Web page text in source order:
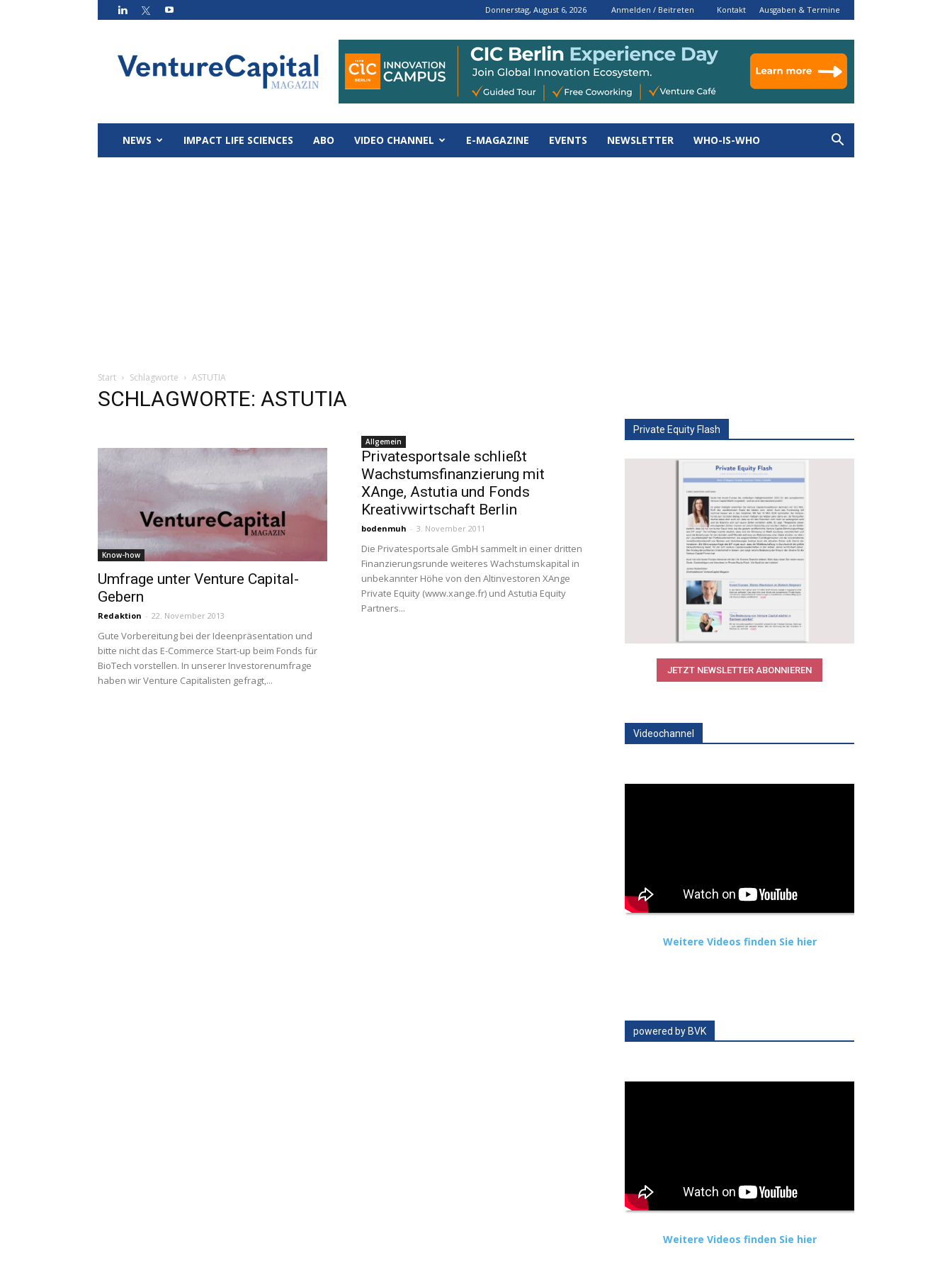
Donnerstag, August 6, 2026 Anmelden / Beitreten Kontakt Ausgaben & Termine
Magazin
NEWS IMPACT LIFE SCIENCES ABO VIDEO CHANNEL E-MAGAZINE EVENTS NEWSLETTER WHO-IS-WHO
Start Schlagworte ASTUTIA
SCHLAGWORTE: ASTUTIA
Know-how
Umfrage unter Venture Capital-
Gebern
Redaktion - 22. November 2013
Gute Vorbereitung bei der Ideenpräsentation und
bitte nicht das E-Commerce Start-up beim Fonds für
BioTech vorstellen. In unserer Investorenumfrage
haben wir Venture Capitalisten gefragt,...
Allgemein
Privatesportsale schließt
Wachstumsfinanzierung mit
XAnge, Astutia und Fonds
Kreativwirtschaft Berlin
bodenmuh - 3. November 2011
Die Privatesportsale GmbH sammelt in einer dritten
Finanzierungsrunde weiteres Wachstumskapital in
unbekannter Höhe von den Altinvestoren XAnge
Private Equity (www.xange.fr) und Astutia Equity
Partners...
Private Equity Flash
JETZT NEWSLETTER ABONNIEREN
Videochannel
Weitere Videos finden Sie hier
powered by BVK
Weitere Videos finden Sie hier